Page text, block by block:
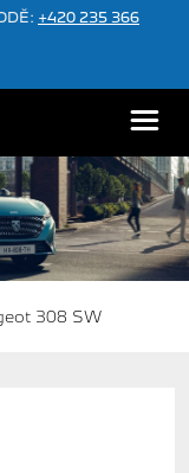
+420 235 366
308 SW